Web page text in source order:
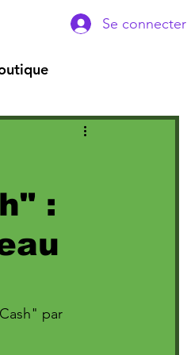
Se connecter
:
par